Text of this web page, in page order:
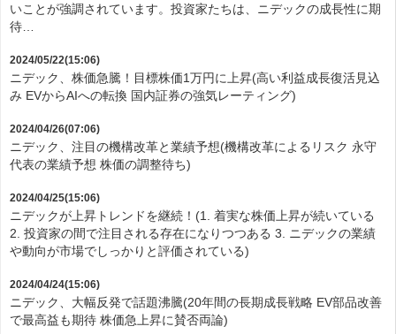
いことが強調されています。投資家たちは、ニデックの成長性に期
待…
2024/05/22(15:06)
ニデック、株価急騰！目標株価1万円に上昇(高い利益成長復活見込
み EVからAIへの転換 国内証券の強気レーティング)
2024/04/26(07:06)
ニデック、注目の機構改革と業績予想(機構改革によるリスク 永守
代表の業績予想 株価の調整待ち)
2024/04/25(15:06)
ニデックが上昇トレンドを継続！(1. 着実な株価上昇が続いている
2. 投資家の間で注目される存在になりつつある 3. ニデックの業績
や動向が市場でしっかりと評価されている)
2024/04/24(15:06)
ニデック、大幅反発で話題沸騰(20年間の長期成長戦略 EV部品改善
で最高益も期待 株価急上昇に賛否両論)